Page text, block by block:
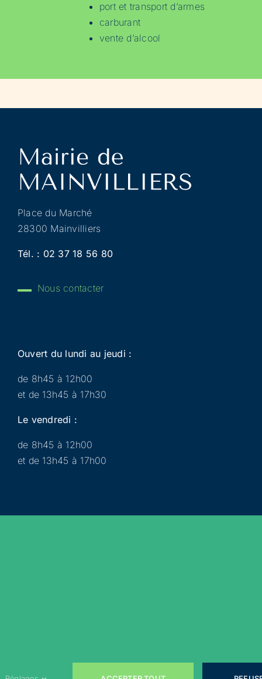
port et transport d’armes
carburant
vente d’alcool
Place du Marché
28300 Mainvilliers
Tél. : 02 37 18 56 80
Nous contacter
Ouvert du lundi au jeudi :
de 8h45 à 12h00
et de 13h45 à 17h30
Le vendredi :
de 8h45 à 12h00
et de 13h45 à 17h00